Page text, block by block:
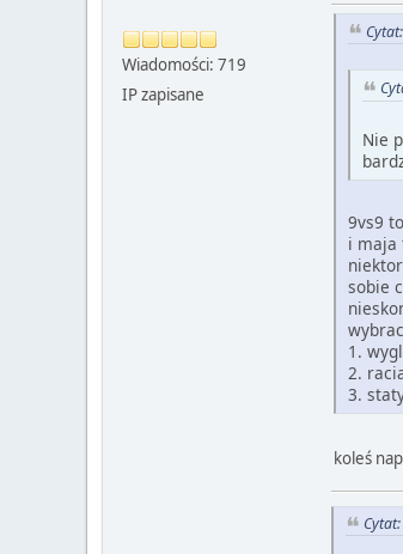
Wiadomości: 719
IP zapisane
Nie
9vs9
i maja
sobie
1.
2.
3.
koleś